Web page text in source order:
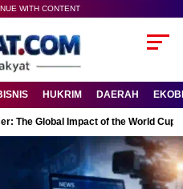
WITH CONTENT
HUKRIM DAERAH
The Global Impact of the World Cup